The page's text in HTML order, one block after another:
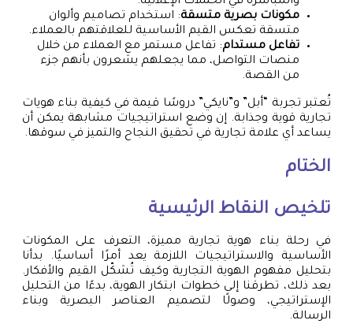
مكونات بصرية متسقة: استخدام تصاميم وألوان
متسقة تعكس القيم الأساسية للعلاقتهم بالعملاء.
تفاعل مستدام: تفاعل مستمر مع العملاء من خلال
منصات التواصل، مما يجعلهم يشعرون بأنهم جزء
من القصة.
تُعتبر تجربة “أبل” و”نايكي” دروسًا قيمة في كيفية بناء هويات
تجارية قوية وجذابة. إن وضع استراتيجيات مشابهة يمكن أن
يساعد أي علامة تجارية في تحقيق النجاح والتميز في سوقها.
الختام
تلخيص النقاط الرئيسية
في رحلة بناء هوية تجارية مميزة، التعرف على المكونات
الأساسية والاستراتيجيات اللازمة يعد أمرًا أساسيًا. بدأنا
بتحليل مفهوم الهوية التجارية وكيف تُشكّل القيم والأفكار.
بعد ذلك، تطرقنا إلى خطوات ابتكار الهوية، بدءًا من التحليل
الإستراتيجي، وصولًا لتصميم العناصر البصرية وبناء
الرسالة.